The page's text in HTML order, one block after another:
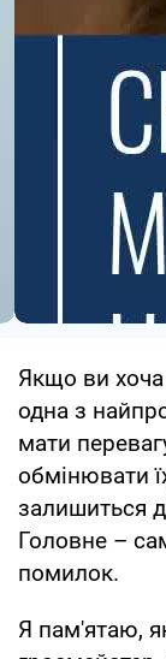
Якщо ви хоча
одна з
мати
обмінювати
залишиться
Головне –
помилок.
Я пам'ятаю,